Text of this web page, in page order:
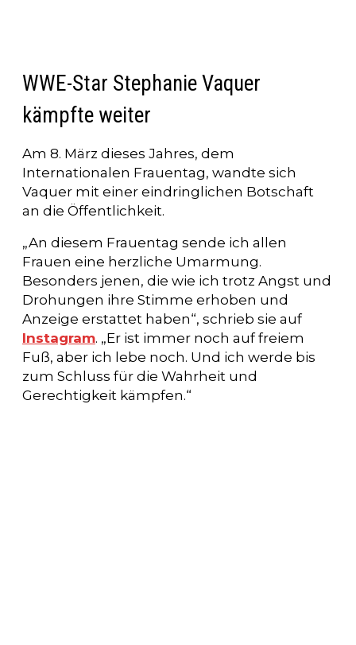
WWE-Star Stephanie Vaquer
kämpfte weiter
Am 8. März dieses Jahres, dem
Internationalen Frauentag, wandte sich
Vaquer mit einer eindringlichen Botschaft
an die Öffentlichkeit.
„An diesem Frauentag sende ich allen
Frauen eine herzliche Umarmung.
Besonders jenen, die wie ich trotz Angst und
Drohungen ihre Stimme erhoben und
Anzeige erstattet haben“, schrieb sie auf
Instagram. „Er ist immer noch auf freiem
Fuß, aber ich lebe noch. Und ich werde bis
zum Schluss für die Wahrheit und
Gerechtigkeit kämpfen.“